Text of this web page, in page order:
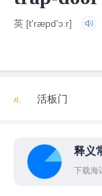
英 [t'ræpd'ɔːr]
n. 活板门
释义
下载海